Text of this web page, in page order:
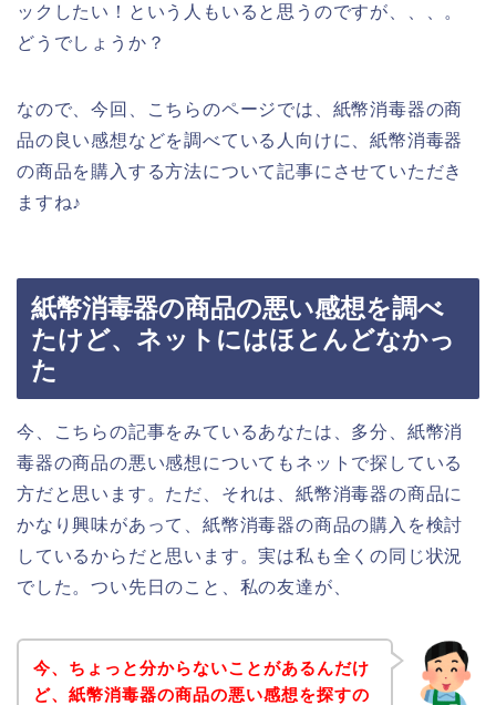
ックしたい！という人もいると思うのですが、、、。
どうでしょうか？
なので、今回、こちらのページでは、紙幣消毒器の商
品の良い感想などを調べている人向けに、紙幣消毒器
の商品を購入する方法について記事にさせていただき
ますね♪
紙幣消毒器の商品の悪い感想を調べ
たけど、ネットにはほとんどなかっ
た
今、こちらの記事をみているあなたは、多分、紙幣消
毒器の商品の悪い感想についてもネットで探している
方だと思います。ただ、それは、紙幣消毒器の商品に
かなり興味があって、紙幣消毒器の商品の購入を検討
しているからだと思います。実は私も全くの同じ状況
でした。つい先日のこと、私の友達が、
今、ちょっと分からないことがあるんだけ
ど、紙幣消毒器の商品の悪い感想を探すの